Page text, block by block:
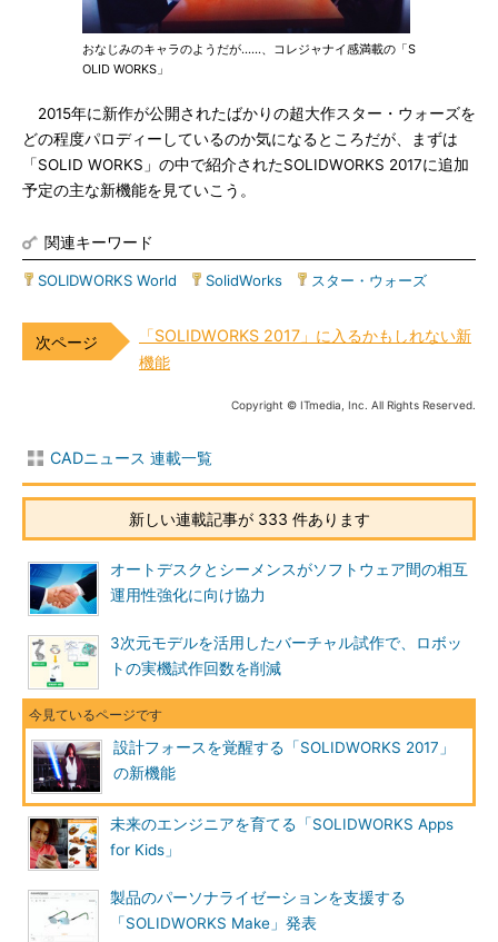
おなじみのキャラのようだが……、コレジャナイ感満載の「S
OLID WORKS」
2015年に新作が公開されたばかりの超大作スター・ウォーズを
どの程度パロディーしているのか気になるところだが、まずは
「SOLID WORKS」の中で紹介されたSOLIDWORKS 2017に追加
予定の主な新機能を見ていこう。
関連キーワード
SOLIDWORKS World SolidWorks スター・ウォーズ
「SOLIDWORKS 2017」に入るかもしれない新
機能
Copyright © ITmedia, Inc. All Rights Reserved.
CADニュース 連載一覧
新しい連載記事が 333 件あります
オートデスクとシーメンスがソフトウェア間の相互
運用性強化に向け協力
3次元モデルを活用したバーチャル試作で、ロボッ
トの実機試作回数を削減
設計フォースを覚醒する「SOLIDWORKS 2017」
の新機能
未来のエンジニアを育てる「SOLIDWORKS Apps
for Kids」
製品のパーソナライゼーションを支援する
「SOLIDWORKS Make」発表